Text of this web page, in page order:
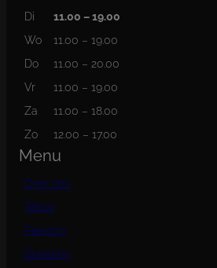
Di
11.00 – 19.00
Wo
11.00 – 19.00
Do
11.00 – 20.00
Vr
11.00 – 19.00
Za
11.00 – 18.00
Zo
12.00 – 17.00
Menu
Over ons
Tattoo
Piercing
Branding